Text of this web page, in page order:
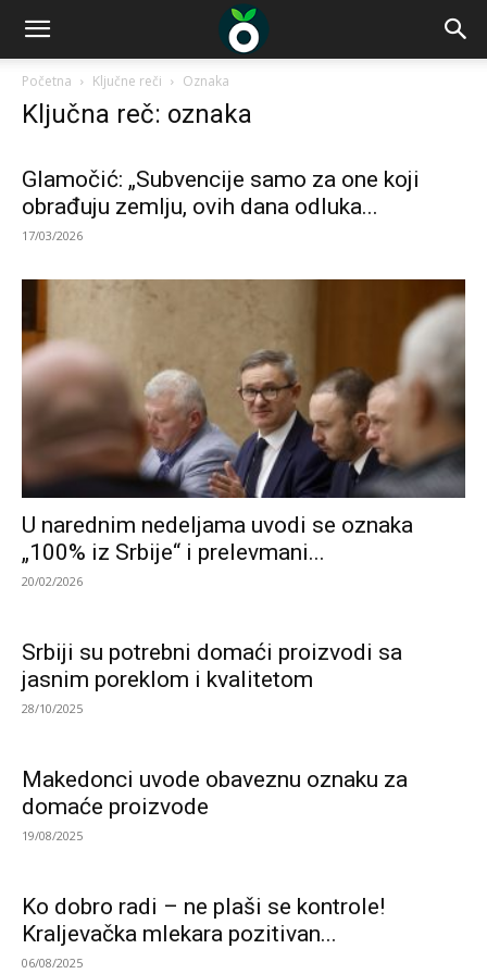
Početna Ključne reči Oznaka
Ključna reč: oznaka
Glamočić: „Subvencije samo za one koji
obrađuju zemlju, ovih dana odluka...
17/03/2026
U narednim nedeljama uvodi se oznaka
„100% iz Srbije“ i prelevmani...
20/02/2026
Srbiji su potrebni domaći proizvodi sa
jasnim poreklom i kvalitetom
28/10/2025
Makedonci uvode obaveznu oznaku za
domaće proizvode
19/08/2025
Ko dobro radi – ne plaši se kontrole!
Kraljevačka mlekara pozitivan...
06/08/2025